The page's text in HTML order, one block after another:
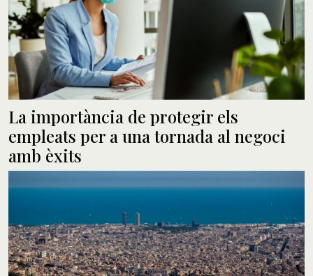
La importància de protegir els
empleats per a una tornada al negoci
amb èxits